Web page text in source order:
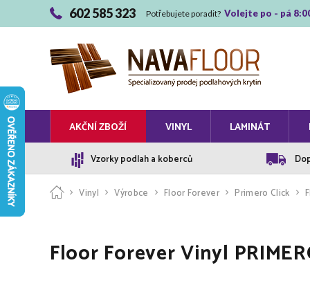
602 585 323 Potřebujete poradit? Volejte po - pá
AKČNÍ ZBOŽÍ VINYL LAMINÁT
Vzorky podlah a koberců
Vinyl Výrobce Floor Forever Primero Click
Floor Forever Vinyl